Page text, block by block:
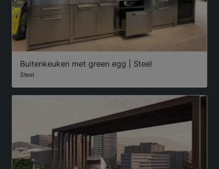
Buitenkeuken met green egg | Steel
Steel